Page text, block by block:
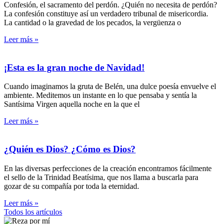
Confesión, el sacramento del perdón. ¿Quién no necesita de perdón?
La confesión constituye así un verdadero tribunal de misericordia.
La cantidad o la gravedad de los pecados, la vergüenza o
Leer más »
¡Esta es la gran noche de Navidad!
Cuando imaginamos la gruta de Belén, una dulce poesía envuelve el
ambiente. Meditemos un instante en lo que pensaba y sentía la
Santísima Virgen aquella noche en la que el
Leer más »
¿Quién es Dios? ¿Cómo es Dios?
En las diversas perfecciones de la creación encontramos fácilmente
el sello de la Trinidad Beatísima, que nos llama a buscarla para
gozar de su compañía por toda la eternidad.
Leer más »
Todos los artículos